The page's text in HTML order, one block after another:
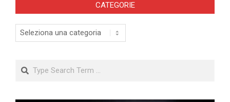
CATEGORIE
Categorie
Search